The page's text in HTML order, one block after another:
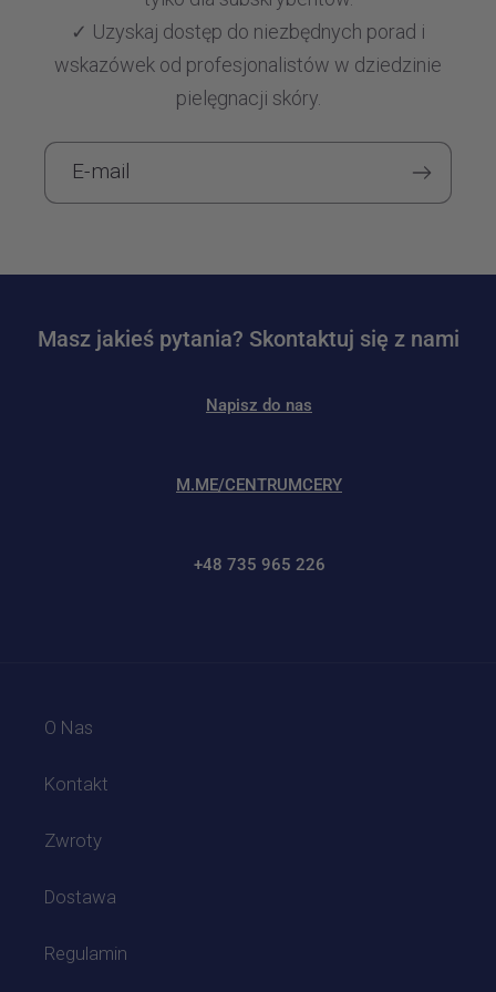
✓ Uzyskaj dostęp do niezbędnych porad i
wskazówek od profesjonalistów w dziedzinie
pielęgnacji skóry.
E-mail
Masz jakieś pytania? Skontaktuj się z nami
Napisz do nas
M.ME/CENTRUMCERY
+48 735 965 226
O Nas
Kontakt
Zwroty
Dostawa
Regulamin